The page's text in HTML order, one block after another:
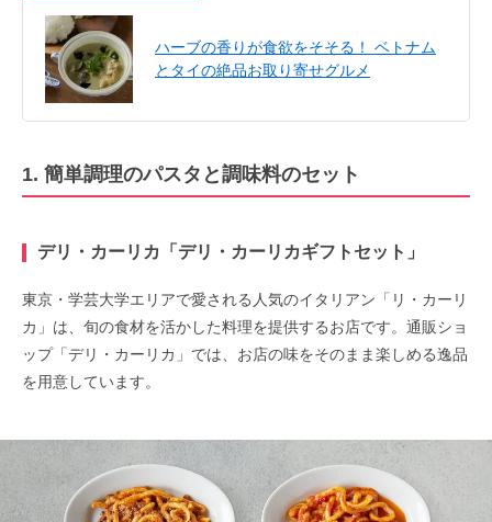
ハーブの香りが食欲をそそる！ ベトナム
とタイの絶品お取り寄せグルメ
1. 簡単調理のパスタと調味料のセット
デリ・カーリカ「デリ・カーリカギフトセット」
東京・学芸大学エリアで愛される人気のイタリアン「リ・カーリ
カ」は、旬の食材を活かした料理を提供するお店です。通販ショ
ップ「デリ・カーリカ」では、お店の味をそのまま楽しめる逸品
を用意しています。